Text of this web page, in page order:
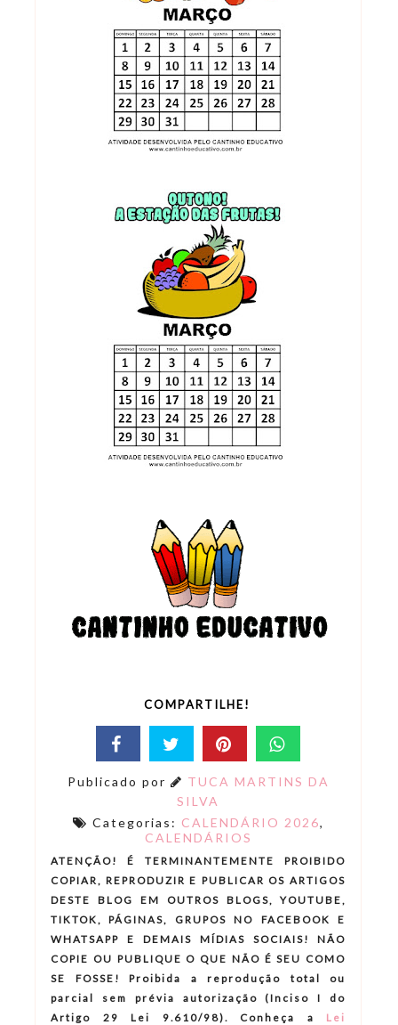
COMPARTILHE!
Publicado por
TUCA MARTINS DA
SILVA
Categorias: CALENDÁRIO 2026,
CALENDÁRIOS
ATENÇÃO! É TERMINANTEMENTE PROIBIDO
COPIAR, REPRODUZIR E PUBLICAR OS ARTIGOS
DESTE BLOG EM OUTROS BLOGS, YOUTUBE,
TIKTOK, PÁGINAS, GRUPOS NO FACEBOOK E
WHATSAPP E DEMAIS MÍDIAS SOCIAIS! NÃO
COPIE OU PUBLIQUE O QUE NÃO É SEU COMO
SE FOSSE! Proibida a reprodução total ou
parcial sem prévia autorização (Inciso I do
Artigo 29 Lei 9.610/98). Conheça a
Lei